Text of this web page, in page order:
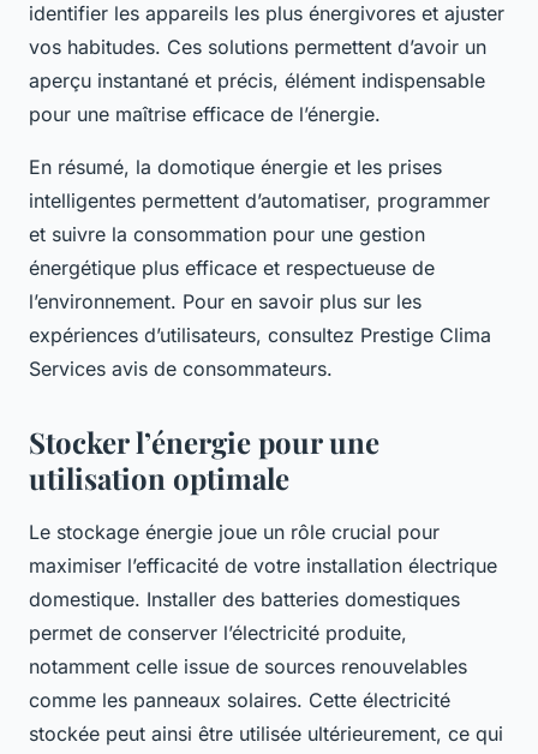
identifier les appareils les plus énergivores et ajuster
vos habitudes. Ces solutions permettent d’avoir un
aperçu instantané et précis, élément indispensable
pour une maîtrise efficace de l’énergie.
En résumé, la domotique énergie et les prises
intelligentes permettent d’automatiser, programmer
et suivre la consommation pour une gestion
énergétique plus efficace et respectueuse de
l’environnement. Pour en savoir plus sur les
expériences d’utilisateurs, consultez Prestige Clima
Services avis de consommateurs.
Stocker l’énergie pour une
utilisation optimale
Le stockage énergie joue un rôle crucial pour
maximiser l’efficacité de votre installation électrique
domestique. Installer des batteries domestiques
permet de conserver l’électricité produite,
notamment celle issue de sources renouvelables
comme les panneaux solaires. Cette électricité
stockée peut ainsi être utilisée ultérieurement, ce qui